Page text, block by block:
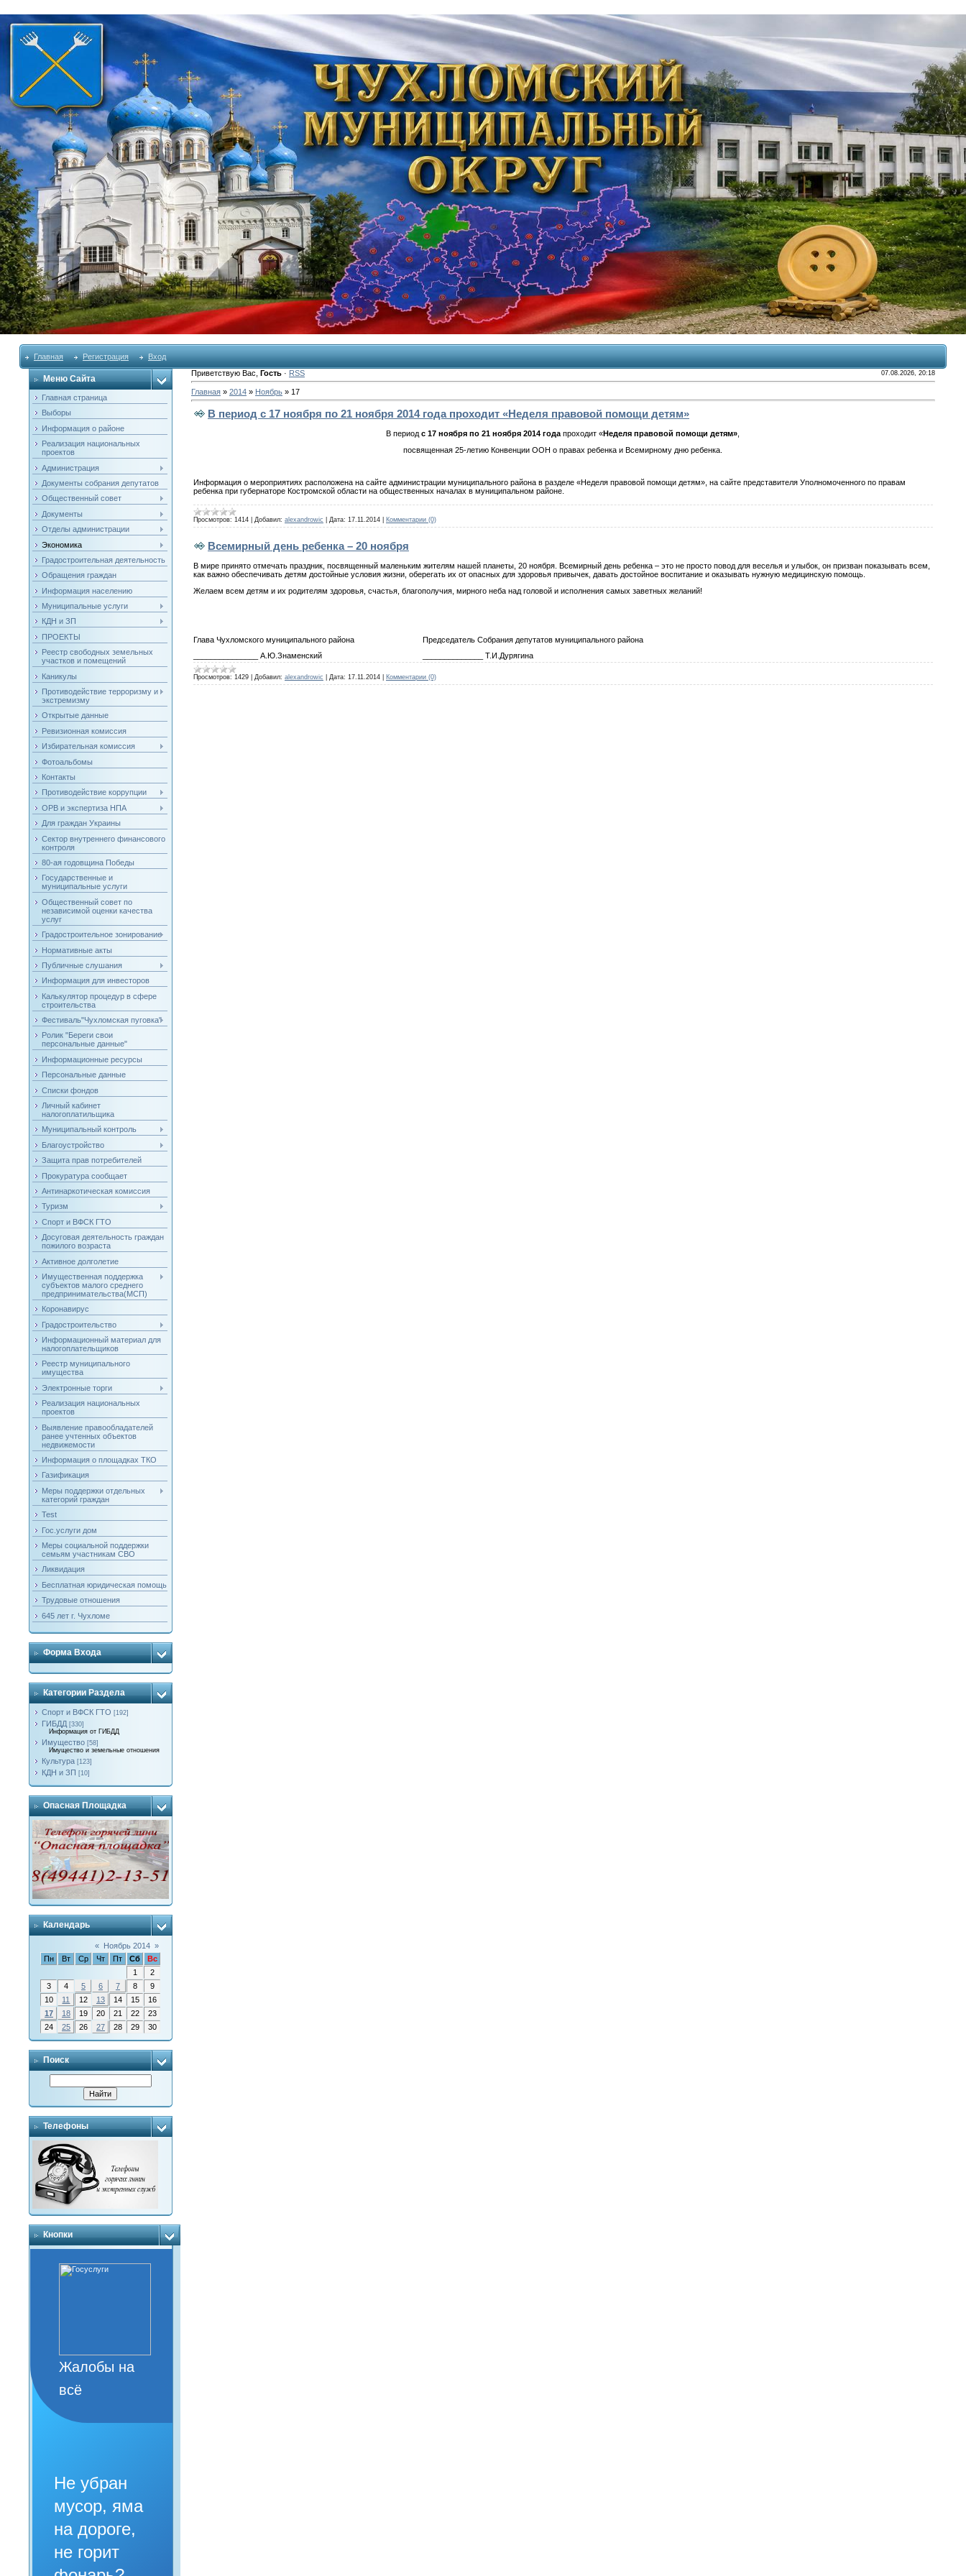
Главная Регистрация Вход
Меню Сайта
Главная страница
Выборы
Информация о районе
Реализация национальных
проектов
Администрация
Документы собрания депутатов
Общественный совет
Документы
Отделы администрации
Экономика
Градостроительная деятельность
Обращения граждан
Информация населению
Муниципальные услуги
КДН и ЗП
ПРОЕКТЫ
Реестр свободных земельных
участков и помещений
Каникулы
Противодействие терроризму и
экстремизму
Открытые данные
Ревизионная комиссия
Избирательная комиссия
Фотоальбомы
Контакты
Противодействие коррупции
ОРВ и экспертиза НПА
Для граждан Украины
Сектор внутреннего финансового
контроля
80-ая годовщина Победы
Государственные и
муниципальные услуги
Общественный совет по
независимой оценки качества
услуг
Градостроительное зонирование
Нормативные акты
Публичные слушания
Информация для инвесторов
Калькулятор процедур в сфере
строительства
Фестиваль"Чухломская пуговка"
Ролик "Береги свои
персональные данные"
Информационные ресурсы
Персональные данные
Списки фондов
Личный кабинет
налогоплатильщика
Муниципальный контроль
Благоустройство
Защита прав потребителей
Прокуратура сообщает
Антинаркотическая комиссия
Туризм
Спорт и ВФСК ГТО
Досуговая деятельность граждан
пожилого возраста
Активное долголетие
Имущественная поддержка
субъектов малого среднего
предпринимательства(МСП)
Коронавирус
Градостроительство
Информационный материал для
налогоплательщиков
Реестр муниципального
имущества
Электронные торги
Реализация национальных
проектов
Выявление правообладателей
ранее учтенных объектов
недвижемости
Информация о площадках ТКО
Газификация
Меры поддержки отдельных
категорий граждан
Test
Гос.услуги дом
Меры социальной поддержки
семьям участникам СВО
Ликвидация
Бесплатная юридическая помощь
Трудовые отношения
645 лет г. Чухломе
Форма Входа
Категории Раздела
Спорт и ВФСК ГТО [192]
ГИБДД [330]
Информация от ГИБДД
Имущество [58]
Имущество и земельные отношения
Культура [123]
КДН и ЗП [10]
Опасная Площадка
Календарь
« Ноябрь 2014 »
Пн
Вт Ср Чт Пт Сб
Вс
1
2
3
4 5 6 7 8
9
10
11 12 13 14 15
16
17
18 19 20 21 22
23
24
25 26 27 28 29 30
Поиск
Телефоны
Кнопки
Жалобы на
всё
Не убран
мусор, яма
на дороге,
не горит
Приветствую Вас Гость· RSS 07.08.2026, 20:18
Главная» 2014 » Ноябрь » 17
В период с 17 ноября по 21 ноября 2014 года проходит «Неделя правовой помощи детям»
В периодс 17 ноября по 21 ноября 2014 года проходит «Неделя правовой помощи детям»
посвященная 25-летию Конвенции ООН о правах ребенка и Всемирному дню ребенка.
Информация о мероприятиях расположена на сайте администрации муниципального района в разделе «Неделя правовой помощи детям», на сайте представителя Уполномоченного по правам
ребенка при губернаторе Костромской области на общественных началах в муниципальном районе.
Просмотров: 1414 Добавил: alexandrowic Дата: 17.11.2014 Комментарии (0)
Всемирный день ребенка – 20 ноября
В мире принято отмечать праздник, посвященный маленьким жителям нашей планеты, 20 ноября. Всемирный день ребенка – это не просто повод для веселья и улыбок, он призван показывать всем,
как важно обеспечивать детям достойные условия жизни, оберегать их от опасных для здоровья привычек, давать достойное воспитание и оказывать нужную медицинскую помощь.
Желаем всем детям и их родителям здоровья, счастья, благополучия, мирного неба над головой и исполнения самых заветных желаний!
Глава Чухломского муниципального района
_______________ А.Ю.Знаменский
Председатель Собрания депутатов муниципального района
______________ Т.И.Дурягина
Просмотров: 1429 Добавил: alexandrowic Дата: 17.11.2014 Комментарии (0)